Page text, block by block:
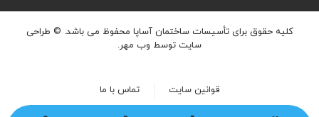
کلیه حقوق برای تأسیسات ساختمان آساپا محفوظ می باشد. © طراحی
سایت توسط وب مهر.
تماس با ما قوانین سایت